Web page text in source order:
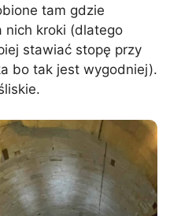
tam gdzie
nich kroki (dlatego
stawiać stopę przy
bo tak jest wygodniej).